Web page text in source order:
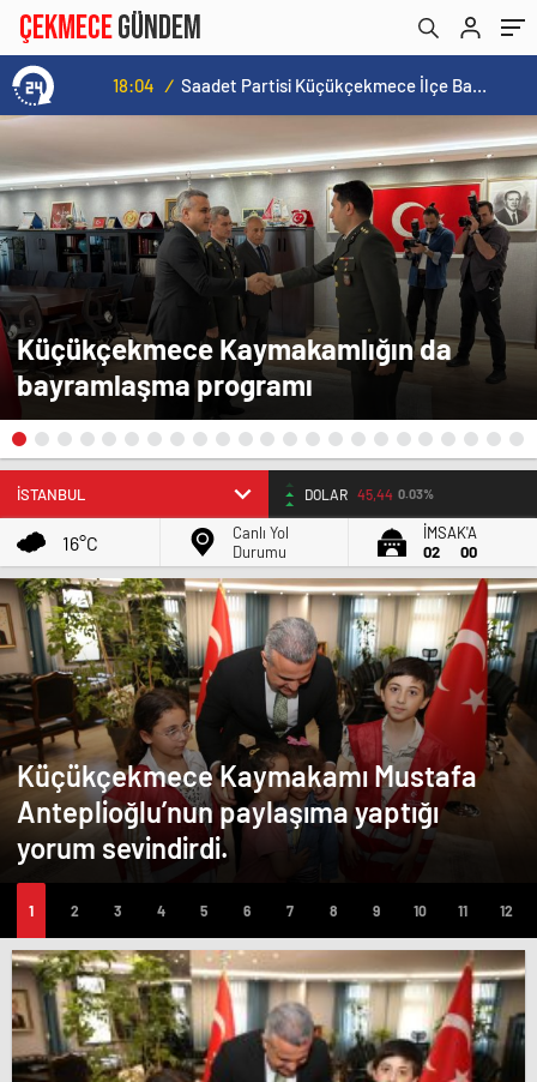
/ Saadet Partisi Küçükçekmece İlçe Başkanlığı’ndan Yerel Basınla İstişare Yemeği
Küçükçekmece Kaymakamlığın da
bayramlaşma programı
BIST 14.598,47 -1,23
16°C
Canlı Yol
Durumu
İMSAK'A
02
00
Küçükçekmece Kaymakamı Mustafa
Anteplioğlu’nun paylaşıma yaptığı
yorum sevindirdi.